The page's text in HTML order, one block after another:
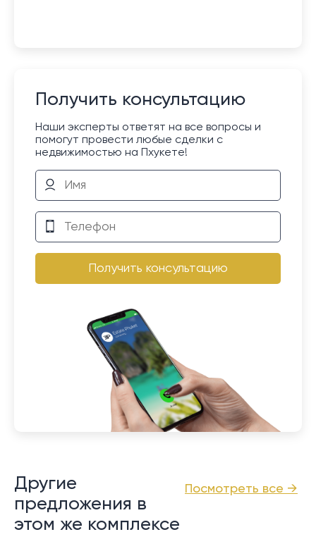
Получить консультацию
Наши эксперты ответят на все вопросы и
помогут провести любые сделки с
недвижимостью на Пхукете!
Получить консультацию
Посмотреть все →
Другие
предложения в
этом же комплексе